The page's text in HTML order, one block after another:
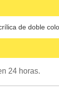
de doble
24 horas.